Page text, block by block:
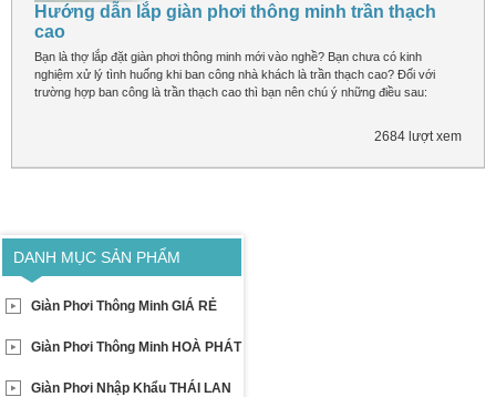
Hướng dẫn lắp giàn phơi thông minh trần thạch
cao
Bạn là thợ lắp đặt giàn phơi thông minh mới vào nghề? Bạn chưa có kinh
nghiệm xử lý tình huống khi ban công nhà khách là trần thạch cao? Đối với
trường hợp ban công là trần thạch cao thì bạn nên chú ý những điều sau:
2684 lượt xem
DANH MỤC SẢN PHẨM
Giàn Phơi Thông Minh GIÁ RẺ
Giàn Phơi Thông Minh HOÀ PHÁT
Giàn Phơi Nhập Khẩu THÁI LAN